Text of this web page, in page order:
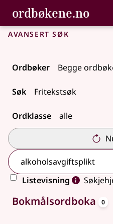
Gå til hovudinnhald
Tilgjenge
ordbøkene.no,
Bokmålsordboka og
Avansert søk
Ordbøker
Søk
Ordklasse
Listevisning
Ingen treff
Bokmålsordboka 0